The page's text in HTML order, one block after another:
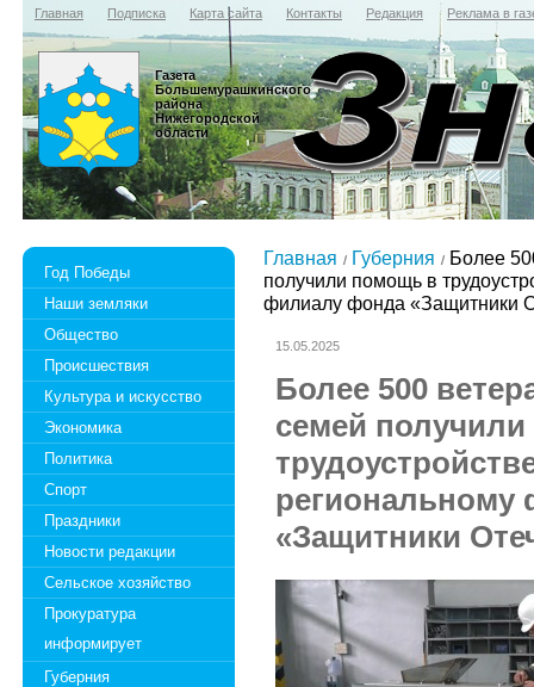
Главная Подписка Карта сайта Контакты Редакция Реклама в
Газета
Большемурашкинского
района
Нижегородской
области
Год Победы
Наши земляки
Общество
Происшествия
Культура и искусство
Экономика
Политика
Спорт
Праздники
Новости редакции
Сельское хозяйство
Прокуратура
информирует
Губерния
Главная Губерния
Более
получили помощь в
филиалу фонда «Защитники
15.05.2025
Более 500
семей
«Защитники